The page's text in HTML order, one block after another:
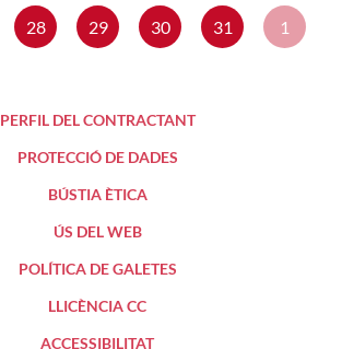
28 29 30 31 1
PERFIL DEL CONTRACTANT
PROTECCIÓ DE DADES
BÚSTIA ÈTICA
ÚS DEL WEB
POLÍTICA DE GALETES
LLICÈNCIA CC
ACCESSIBILITAT